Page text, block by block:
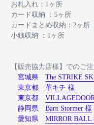
お札入れ：1ヶ所
カード収納 ：5ヶ所
カードまとめ収納：2ヶ所
小銭収納 ：1ヶ所
【販売協力店様】でのご
宮城県 The STRIKE
東京都 革キチ 様
東京都
静岡県 Barn Stormer 様
愛知県 MIRROR BALL